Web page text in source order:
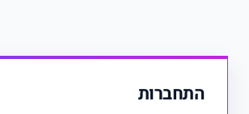
התחברות